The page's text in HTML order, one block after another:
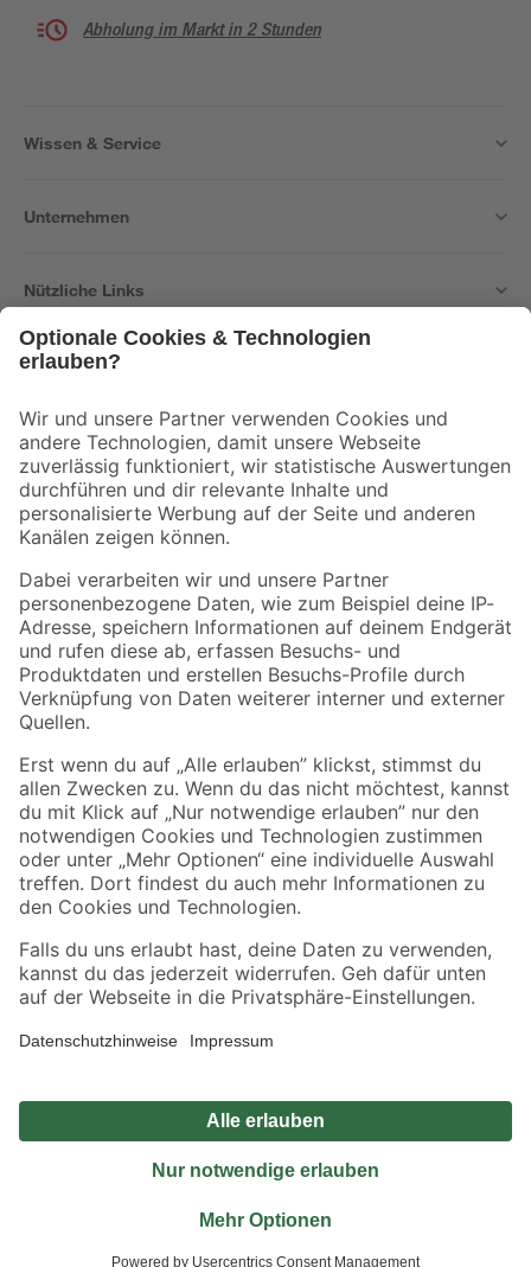
Abholung im Markt in 2 Stunden
Wissen & Service
Unternehmen
Nützliche Links
Der toom Newsletter: Keine Angebote und Aktionen mehr verpassen!
Zur Newsletter Anmeldung
Folge uns
Zahlungsarten Versandarten
Sicher einkaufen
Jetzt die toom-App herunterladen
Alle Preisangaben in EUR inkl. gesetzl. MwSt.. Die dargestellten Angebote sind unter
Umständen nicht in allen Märkten verfügbar. Die angegebenen Verfügbarkeiten beziehen
Produkte nur solange der Vorrat reicht.
*Paketversand ab 59 € versandkostenfrei, gilt nicht für Artikel mit Speditionsversand, hier
Privatsphäre Impressum
Nutzungsbedingungen
Widerrufsrecht
Vertrag widerrufen
© 2026 toom Baumarkt GmbH